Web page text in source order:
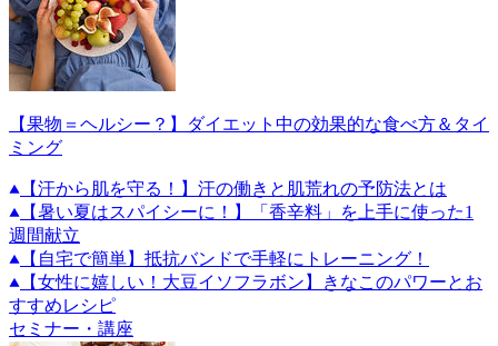
【果物＝ヘルシー？】ダイエット中の効果的な食べ方＆タイ
ミング
【汗から肌を守る！】汗の働きと肌荒れの予防法とは
【暑い夏はスパイシーに！】「香辛料」を上手に使った1
週間献立
【自宅で簡単】抵抗バンドで手軽にトレーニング！
【女性に嬉しい！大豆イソフラボン】きなこのパワーとお
すすめレシピ
セミナー・講座